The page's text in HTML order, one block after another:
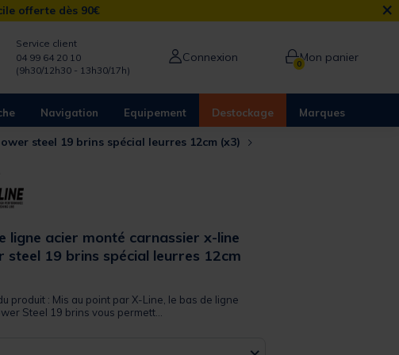
offerte dès 90€ ×
Service client
04 99 64 20 10
(9h30/12h30 - 13h30/17h)
Connexion 0Mon panier
Navigation Equipement Destockage Marques
steel 19 brins spécial leurres 12cm (x3)
ligne acier monté carnassier x-line
steel 19 brins spécial leurres 12cm
produit : Mis au point par X-Line, le bas de ligne
Steel 19 brins vous permett...